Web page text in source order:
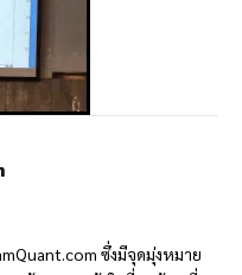
ซึ่งมีจุดมุ่งหมาย